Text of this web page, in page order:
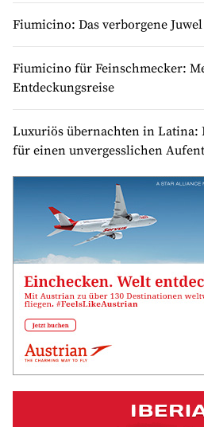
Fiumicino: Das verborgene
Fiumicino für Feinschmecker:
Entdeckungsreise
Luxuriös übernachten in Latina:
für einen unvergesslichen